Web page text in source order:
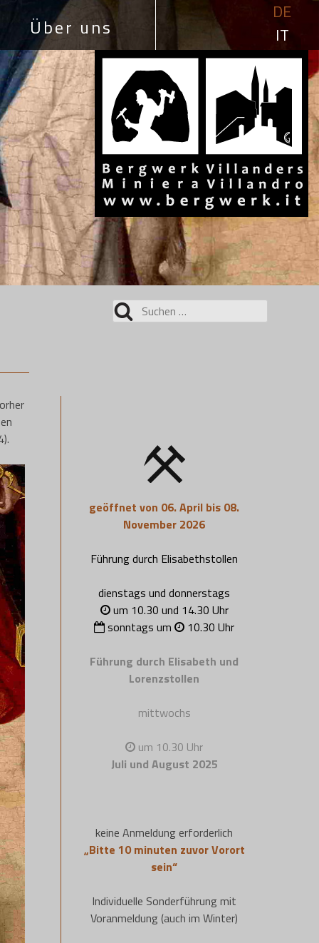
Über uns
DE
IT
Suchen
nach:
geöffnet von 06. April bis 08.
November 2026
Führung durch Elisabethstollen
dienstags und donnerstags
um 10.30 und 14.30 Uhr
sonntags um
10.30 Uhr
Führung durch Elisabeth und
Lorenzstollen
mittwochs
um 10.30 Uhr
Juli und August 2025
keine Anmeldung erforderlich
„Bitte 10 minuten zuvor Vorort
sein“
Individuelle Sonderführung mit
Voranmeldung (auch im Winter)